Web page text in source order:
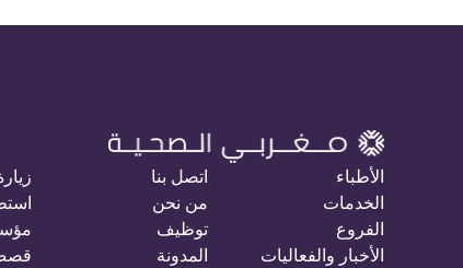
الأطباء
الخدمات
الفروع
الأخبار والفعاليات
اتصل بنا
من نحن
توظيف
المدونة